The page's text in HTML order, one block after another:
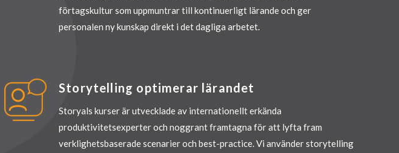
förtagskultur som uppmuntrar till kontinuerligt lärande och ger
personalen ny kunskap direkt i det dagliga arbetet.
Storytelling optimerar lärandet
Storyals kurser är utvecklade av internationellt erkända
produktivitetsexperter och noggrant framtagna för att lyfta fram
verklighetsbaserade scenarier och best-practice. Vi använder storytelling